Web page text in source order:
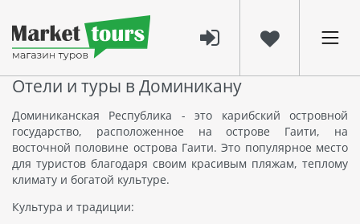
Отели и туры в Доминикану
Доминиканская Республика - это карибский островной
государство, расположенное на острове Гаити, на
восточной половине острова Гаити. Это популярное место
для туристов благодаря своим красивым пляжам, теплому
климату и богатой культуре.
Культура и традиции: